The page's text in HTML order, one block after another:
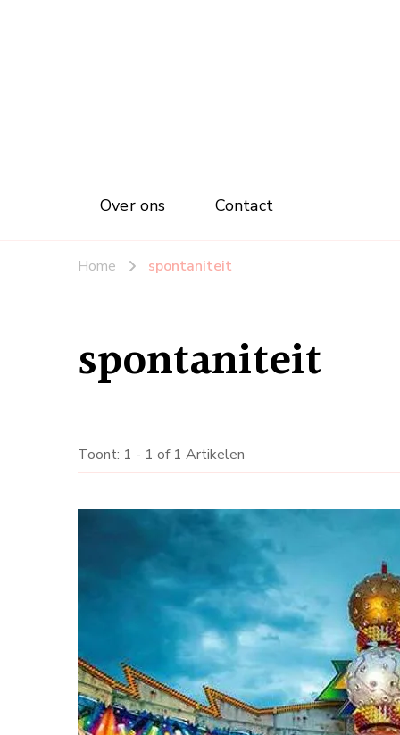
Over ons Contact
Home spontaniteit
spontaniteit
Toont: 1 - 1 of 1 Artikelen